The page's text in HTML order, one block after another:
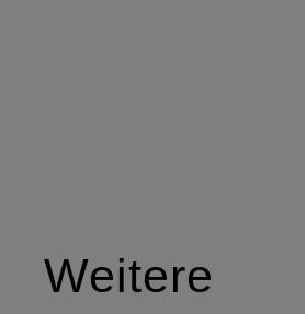
Weitere